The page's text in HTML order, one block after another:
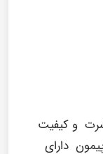
و کیفیت
دارای